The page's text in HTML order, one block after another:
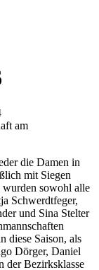
am
die Damen in
mit Siegen
wurden sowohl alle
Schwerdtfeger,
und Sina Stelter
diese Saison, als
Dörger, Daniel
der Bezirksklasse